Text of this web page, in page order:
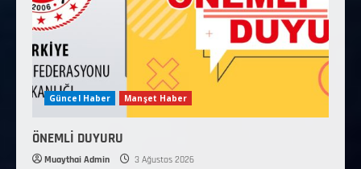
Güncel Haber Manşet Haber
ÖNEMLİ DUYURU
Muaythai Admin 3 Ağustos 2026